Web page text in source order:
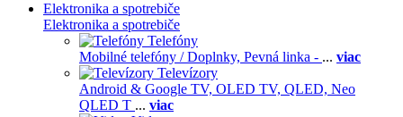
Elektronika a spotrebiče
Elektronika a spotrebiče
Telefóny
Mobilné telefóny / Doplnky, Pevná linka - ... viac
Televízory
Android & Google TV, OLED TV, QLED, Neo
QLED T ... viac